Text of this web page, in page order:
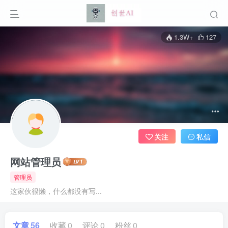
1.3W+ 127
网站管理员
管理员
这家伙很懒，什么都没有写...
关注 私信
文章56 收藏 0 评论 0 粉丝 0